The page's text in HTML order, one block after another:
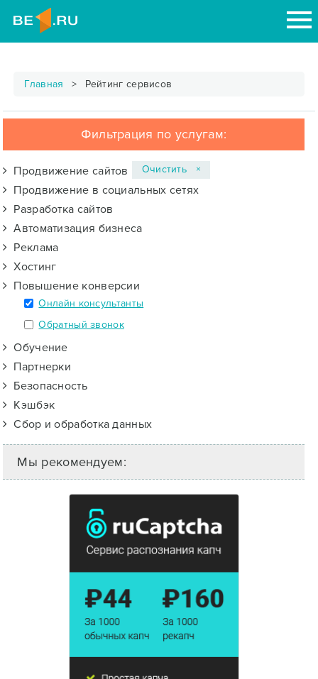
Главная Рейтинг сервисов
Фильтрация по услугам:
Продвижение сайтов
Продвижение в социальных сетях
Разработка сайтов
Автоматизация бизнеса
Реклама
Хостинг
Повышение конверсии
Онлайн консультанты
Обратный звонок
Обучение
Партнерки
Безопасность
Кэшбэк
Сбор и обработка данных
Очистить ×
Мы рекомендуем: